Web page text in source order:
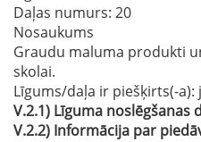
Daļas numurs: 20
Nosaukums
Graudu maluma produkti
skolai.
Līgums/daļa ir piešķirts(-a):
V.2.1) Līguma noslēgšanas
V.2.2) Informācija par